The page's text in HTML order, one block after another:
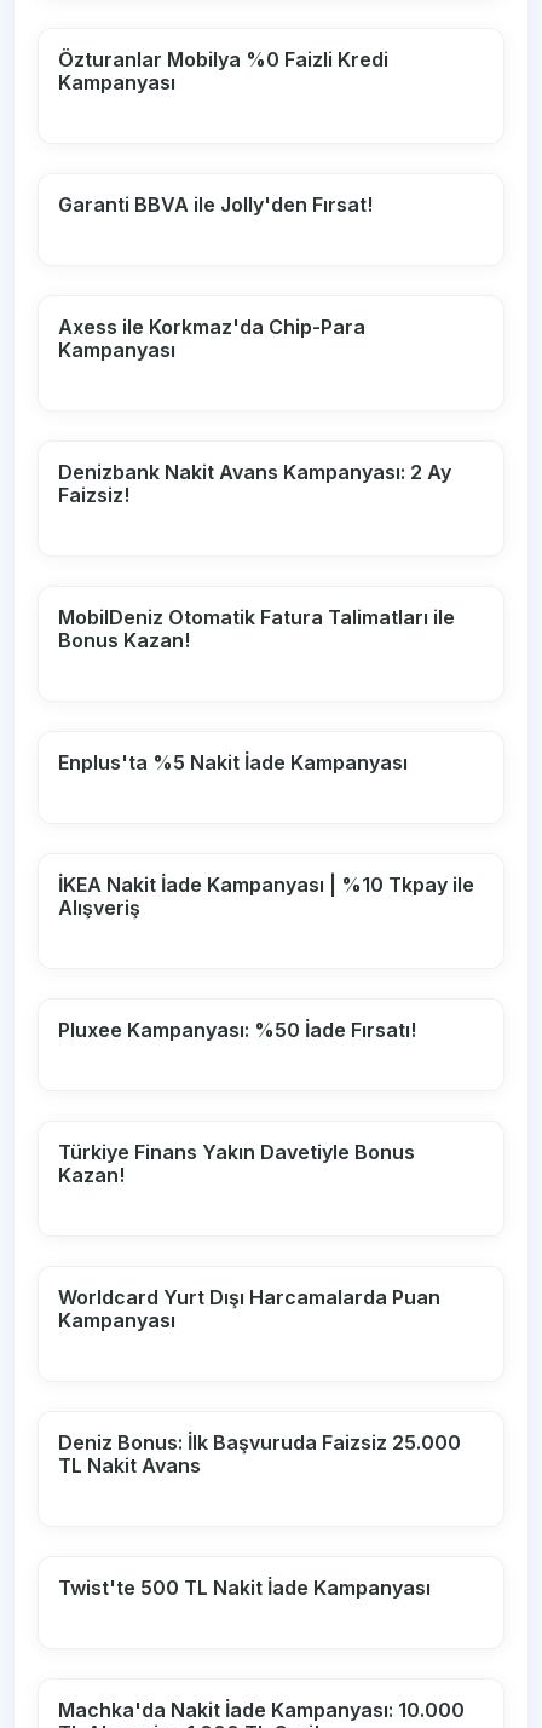
Özturanlar Mobilya %0 Faizli Kredi
Kampanyası
Garanti BBVA ile Jolly'den Fırsat!
Axess ile Korkmaz'da Chip-Para
Kampanyası
Denizbank Nakit Avans Kampanyası: 2 Ay
Faizsiz!
MobilDeniz Otomatik Fatura Talimatları ile
Bonus Kazan!
Enplus'ta %5 Nakit İade Kampanyası
İKEA Nakit İade Kampanyası | %10 Tkpay ile
Alışveriş
Pluxee Kampanyası: %50 İade Fırsatı!
Türkiye Finans Yakın Davetiyle Bonus
Kazan!
Worldcard Yurt Dışı Harcamalarda Puan
Kampanyası
Deniz Bonus: İlk Başvuruda Faizsiz 25.000
TL Nakit Avans
Twist'te 500 TL Nakit İade Kampanyası
Machka'da Nakit İade Kampanyası: 10.000